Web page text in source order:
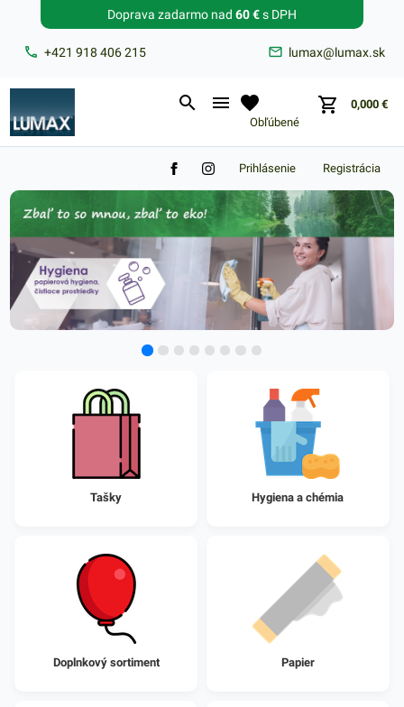
+421 918 406 215 lumax@lumax.sk
Doprava zadarmo nad 60 €s DPH
Obľúbené
0,000 €
Zabudnuté heslo?
Registrácia
Prihlásenie
Tašky Hygiena a chémia
Doplnkový sortiment Papier